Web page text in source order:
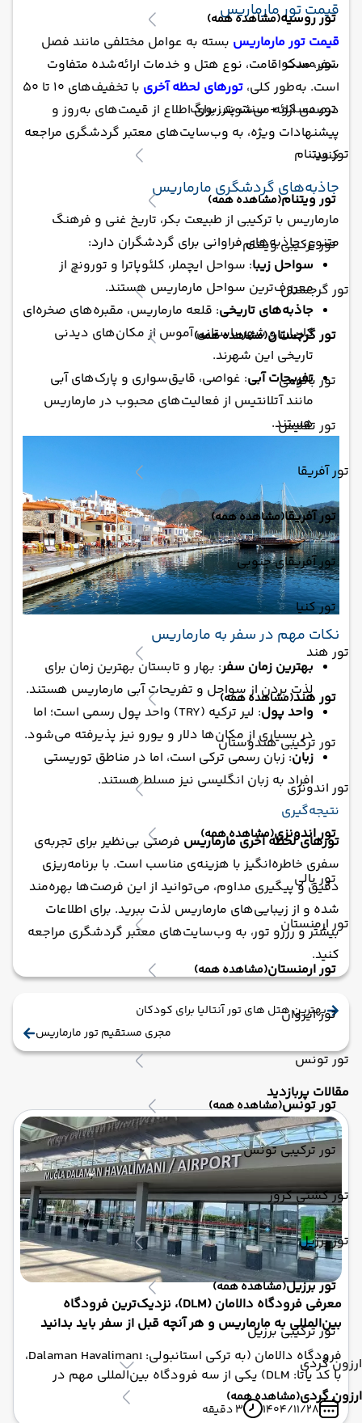
تور روسیه(مشاهده همه)
تور مسکو
تور مسکو + سنت پترزبورگ
تور ویتنام
تور ویتنام(مشاهده همه)
تور ترکیبی ویتنام
تور گرجستان
تور گرجستان(مشاهده همه)
تور باتومی
تور تفلیس
تور آفریقا
تور آفریقا(مشاهده همه)
تور آفریقای جنوبی
تور کنیا
تور هند
تور هند(مشاهده همه)
تور ترکیبی هندوستان
تور اندونزی
تور اندونزی(مشاهده همه)
تور بالی
تور ارمنستان
تور ارمنستان(مشاهده همه)
تور ایروان
تور تونس
تور تونس(مشاهده همه)
تور ترکیبی تونس
تور کشتی کروز
تور برزیل
تور برزیل(مشاهده همه)
تور ترکیبی برزیل
ارزون گردی
ارزون گردی(مشاهده همه)
قیمت تور مارماریس
قیمت تور مارماریس بسته به عوامل مختلفی مانند فصل
سفر، مدت اقامت، نوع هتل و خدمات ارائه‌شده متفاوت
است. به‌طور کلی، تورهای لحظه آخری
با تخفیف‌های ۱۰ تا ۵۰
درصدی ارائه می‌شوند. برای اطلاع از قیمت‌های به‌روز و
پیشنهادات ویژه، به وب‌سایت‌های معتبر گردشگری مراجعه
کنید.
جاذبه‌های گردشگری مارماریس
مارماریس با ترکیبی از طبیعت بکر، تاریخ غنی و فرهنگ
متنوع، جاذبه‌های فراوانی برای گردشگران دارد:
سواحل زیبا: سواحل ایچملر، کلئوپاترا و تورونچ از
معروف‌ترین سواحل مارماریس هستند.
جاذبه‌های تاریخی: قلعه مارماریس، مقبره‌های صخره‌ای
کاریان و شهر باستانی آموس از مکان‌های دیدنی
تاریخی این شهرند.
تفریحات آبی: غواصی، قایق‌سواری و پارک‌های آبی
مانند آتلانتیس از فعالیت‌های محبوب در مارماریس
هستند.
نکات مهم در سفر به مارماریس
بهترین زمان سفر: بهار و تابستان بهترین زمان برای
لذت بردن از سواحل و تفریحات آبی مارماریس هستند.
واحد پول
: لیر ترکیه (TRY) واحد پول رسمی است؛ اما
در بسیاری از مکان‌ها دلار و یورو نیز پذیرفته می‌شود.
زبان: زبان رسمی ترکی است، اما در مناطق توریستی
افراد به زبان انگلیسی نیز مسلط هستند.
نتیجه‌گیری
تورهای لحظه آخری مارماریس فرصتی بی‌نظیر برای تجربه‌ی
سفری خاطره‌انگیز با هزینه‌ی مناسب است. با برنامه‌ریزی
دقیق و پیگیری مداوم، می‌توانید از این فرصت‌ها بهره‌مند
شده و از زیبایی‌های مارماریس لذت ببرید. برای اطلاعات
بیشتر و رزرو تور، به وب‌سایت‌های معتبر گردشگری مراجعه
کنید.
بهترین هتل های تور آنتالیا برای کودکان
مجری مستقیم تور مارماریس
مقالات پربازدید
معرفی فرودگاه دالامان (DLM)، نزدیک‌ترین فرودگاه
بین‌المللی به مارماریس و هر آنچه قبل از سفر باید بدانید
فرودگاه دالامان (به ترکی استانبولی: Dalaman Havalimanı،
با کد یاتا: DLM) یکی از سه فرودگاه بین‌المللی مهم در
جنوب غربی ترکیه و اصلی‌ترین دروازه هوایی برای دسترسی
به شهر توریستی مارماریس و دیگر مناطق گردشگری مانند
1404/11/28 3 دقیقه